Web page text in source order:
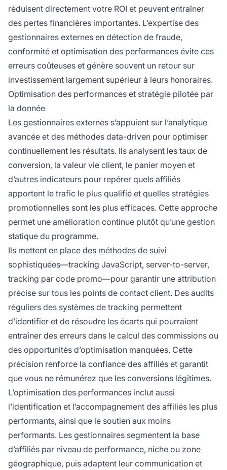
réduisent directement votre ROI et peuvent entraîner
des pertes financières importantes. L’expertise des
gestionnaires externes en détection de fraude,
conformité et optimisation des performances évite ces
erreurs coûteuses et génère souvent un retour sur
investissement largement supérieur à leurs honoraires.
Optimisation des performances et stratégie pilotée par
la donnée
Les gestionnaires externes s’appuient sur l’analytique
avancée et des méthodes data-driven pour optimiser
continuellement les résultats. Ils analysent les taux de
conversion, la valeur vie client, le panier moyen et
d’autres indicateurs pour repérer quels affiliés
apportent le trafic le plus qualifié et quelles stratégies
promotionnelles sont les plus efficaces. Cette approche
permet une amélioration continue plutôt qu’une gestion
statique du programme.
Ils mettent en place des méthodes de suivi
sophistiquées—tracking JavaScript, server-to-server,
tracking par code promo—pour garantir une attribution
précise sur tous les points de contact client. Des audits
réguliers des systèmes de tracking permettent
d’identifier et de résoudre les écarts qui pourraient
entraîner des erreurs dans le calcul des commissions ou
des opportunités d’optimisation manquées. Cette
précision renforce la confiance des affiliés et garantit
que vous ne rémunérez que les conversions légitimes.
L’optimisation des performances inclut aussi
l’identification et l’accompagnement des affiliés les plus
performants, ainsi que le soutien aux moins
performants. Les gestionnaires segmentent la base
d’affiliés par niveau de performance, niche ou zone
géographique, puis adaptent leur communication et